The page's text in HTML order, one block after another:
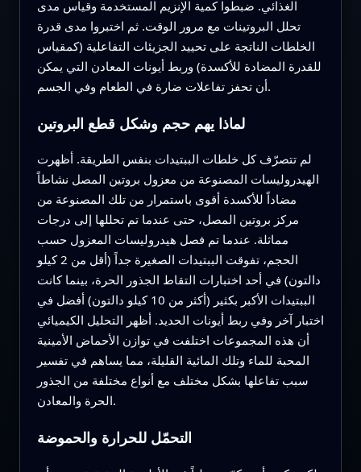
الغذائي. ضبطوا كمية الإنزيم المستخدمة وقياس مدى
تحلل البروتينات مع مرور الوقت. ثم اختبروا مدى قدرة
الخلطات الناتجة على تحييد الجزيئات التفاعلية (كمقياس
للقدرة المضادة للأكسدة) وربط أيونات المعادن التي يمكن
أن تحفز تفاعلات ضارة في الطعام وفي الجسم.
لماذا يهم حجم وشكل قطع البروتين
لم تتصرّف كل خلطات الببتيدات بنفس الطريقة. أظهرت
الهيدروليسات المصنوعة من معزول بروتين المصل نشاطاً
مضاداً للأكسدة أقوى باستمرار من تلك المصنوعة من
مركز بروتين المصل، حتى عندما تم تحللها إلى درجات
مماثلة. عندما تم فصل هيدروليسات المعزول حسب
الحجم، تفوقت الببتيدات الصغيرة جداً (أقل من 2 كيلو
دالتون) في أحد اختبارات التقاط الجذور الحرة، بينما كانت
الببتيدات الأكبر بكثير (أكثر من 10 كيلو دالتون) أفضل في
اختبار آخر وفي ربط أيونات الحديد. أظهر التحليل الكيميائي
أن هذه المجموعات اختلفت في توازن الأحماض الأمينية
المحبة للماء وتلك المائية القليلة، مما يساهم في تفسير
سبب تفاعلها بشكل مختلف مع أنواع مختلفة من الجذور
الحرة والمعادن.
التحمّل للحرارة والحموضة